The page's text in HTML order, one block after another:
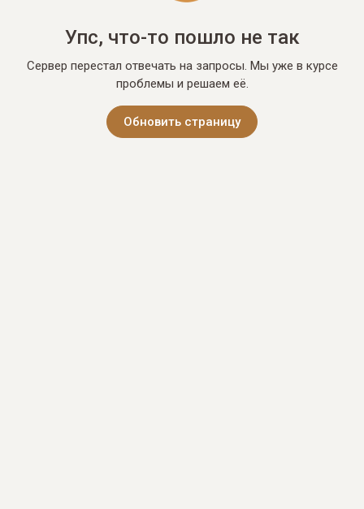
Упс, что-то пошло не так
Сервер перестал отвечать на запросы. Мы уже в курсе
проблемы и решаем её.
Обновить страницу